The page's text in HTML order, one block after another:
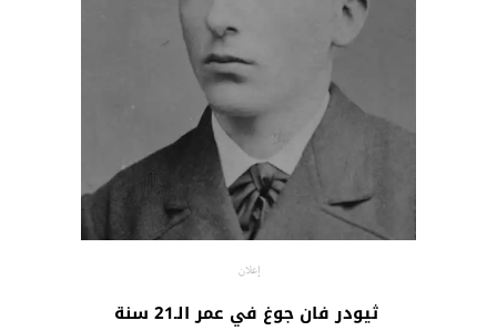
إعلان
ثيودر فان جوغ في عمر الـ21 سنة